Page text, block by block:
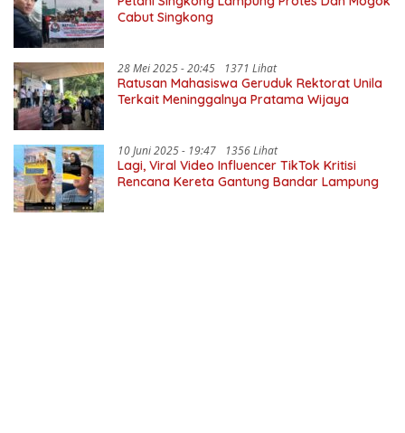
Cabut Singkong
28 Mei 2025 - 20:45 1371 Lihat
Ratusan Mahasiswa Geruduk Rektorat Unila
Terkait Meninggalnya Pratama Wijaya
10 Juni 2025 - 19:47 1356 Lihat
Lagi, Viral Video Influencer TikTok Kritisi
Rencana Kereta Gantung Bandar Lampung